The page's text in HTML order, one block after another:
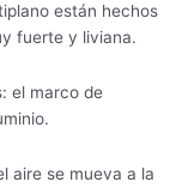
están hechos
fuerte y liviana.
el marco de
aire se mueva a la